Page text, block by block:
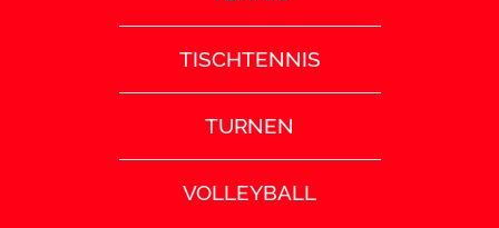
TISCHTENNIS
TURNEN
VOLLEYBALL